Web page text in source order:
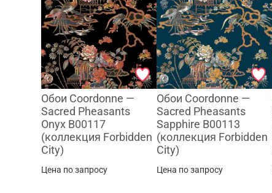
Обои Coordonne —
Sacred Pheasants
Onyx B00117
(коллекция Forbidden
City)
Цена по запросу
Обои Coordonne —
Sacred Pheasants
Sapphire B00113
(коллекция Forbidden
City)
Цена по запросу